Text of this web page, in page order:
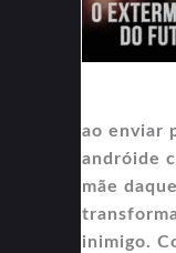
ao enviar
andróide
mãe
inimigo.